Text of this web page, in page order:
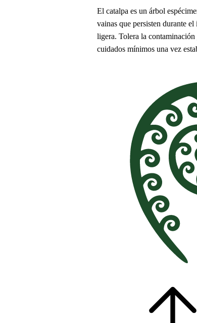
El catalpa es un árbol
vainas que persisten durante
ligera. Tolera la contaminación
cuidados mínimos una vez